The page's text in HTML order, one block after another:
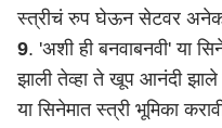
स्त्रीचं रुप घेऊन सेटवर
9. 'अशी ही बनवाबनवी' या
झाली तेव्हा ते खूप आनंदी झाले
या सिनेमात स्त्री भूमिका